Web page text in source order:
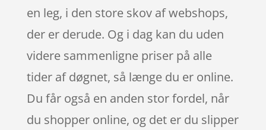
en leg, i den store skov af webshops,
der er derude. Og i dag kan du uden
videre sammenligne priser på alle
tider af døgnet, så længe du er online.
Du får også en anden stor fordel, når
du shopper online, og det er du slipper